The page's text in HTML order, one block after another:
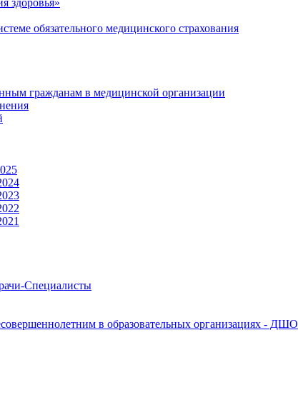
обязательного медицинского страхования
гражданам в медицинской организации
Специалисты
в образовательных организациях - ДШО